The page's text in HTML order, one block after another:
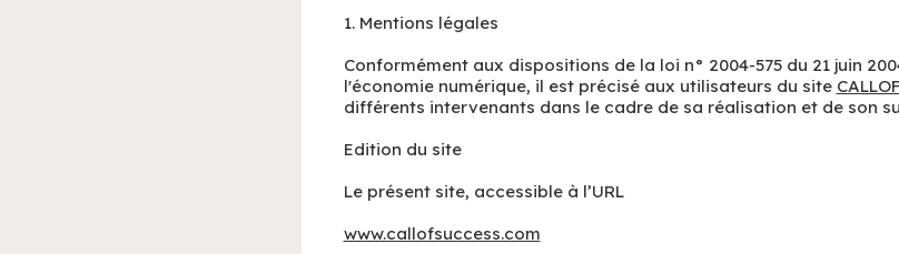
1. Mentions légales
Conformément aux dispositions de la loi n° 2004-575 du 21 juin
l'économie numérique, il est précisé aux utilisateurs du site
différents intervenants dans le cadre de sa réalisation et de son
Edition du site
Le présent site, accessible à l’URL
www.callofsuccess.com